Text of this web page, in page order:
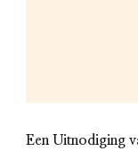
Een Uitnodiging